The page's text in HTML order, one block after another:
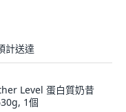
計送達
Level 蛋白質奶昔
1個